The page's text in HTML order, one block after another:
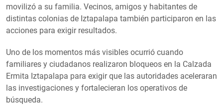
movilizó a su familia. Vecinos, amigos y habitantes de
distintas colonias de Iztapalapa también participaron en las
acciones para exigir resultados.
Uno de los momentos más visibles ocurrió cuando
familiares y ciudadanos realizaron bloqueos en la Calzada
Ermita Iztapalapa para exigir que las autoridades aceleraran
las investigaciones y fortalecieran los operativos de
búsqueda.